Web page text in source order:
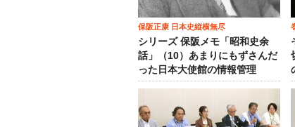
保阪正康 日本史縦横無尽
シリーズ 保阪メモ「昭和史余
話」（10）あまりにもずさんだ
った日本大使館の情報管理